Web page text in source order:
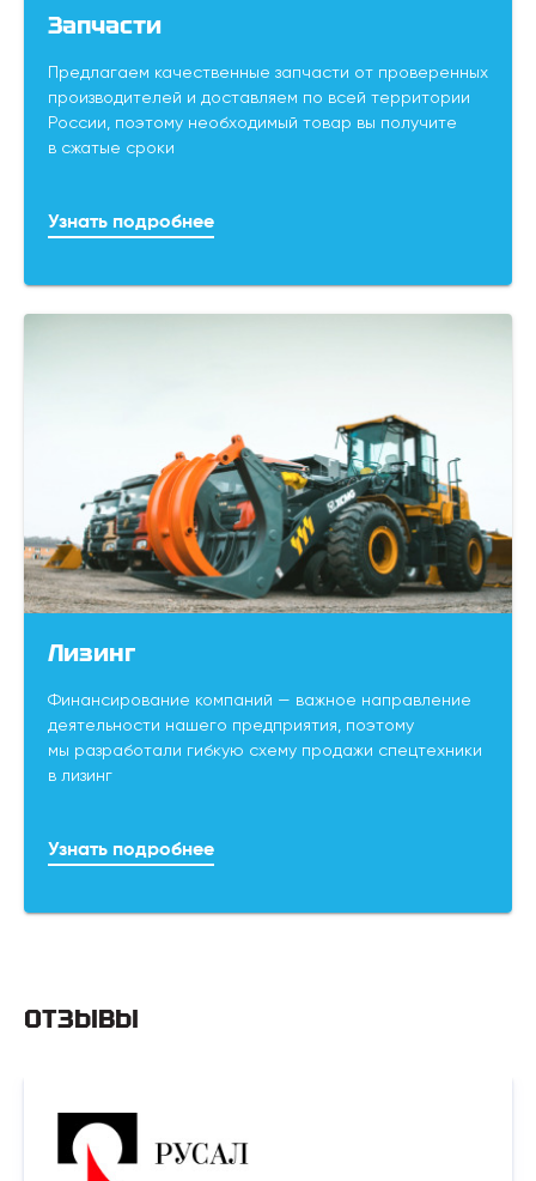
Запчасти
Предлагаем качественные запчасти от проверенных
производителей и доставляем по всей территории
России, поэтому необходимый товар вы получите
в сжатые сроки
Узнать подробнее
Лизинг
Финансирование компаний — важное направление
деятельности нашего предприятия, поэтому
мы разработали гибкую схему продажи спецтехники
в лизинг
Узнать подробнее
ОТЗЫВЫ